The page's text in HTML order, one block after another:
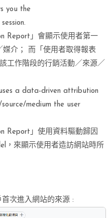
you the
Report」會顯示使用者第一
介； 而「使用者取得報表
工作階段的行銷活動／來源／
a data-driven attribution
medium the user
Report」使用資料驅動歸因
，來顯示使用者造訪網站時所
次進入網站的來源 :